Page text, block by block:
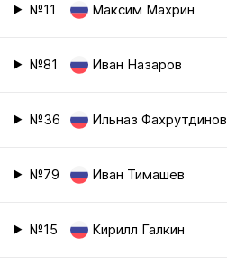
№11 Максим Махрин
№81 Иван Назаров
№36 Ильназ Фахрутдинов
№79 Иван Тимашев
№15 Кирилл Галкин